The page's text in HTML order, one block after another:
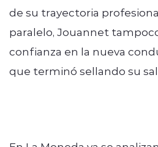
de su trayectoria
paralelo, Jouannet
confianza en la nueva
que terminó sellando su